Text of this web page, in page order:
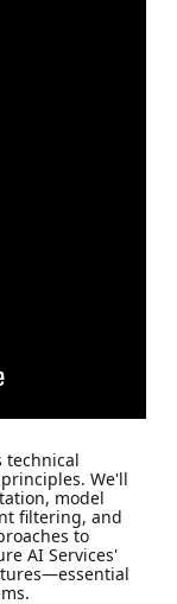
technical
We'll
model
filtering, and
to
AI Services'